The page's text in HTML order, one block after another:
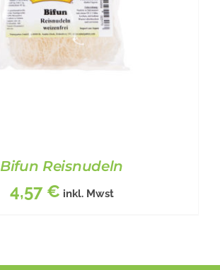
Bifun Reisnudeln
4,57 € inkl. Mwst